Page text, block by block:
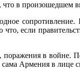
в произошедшем
если
в войне.
Армения в лице